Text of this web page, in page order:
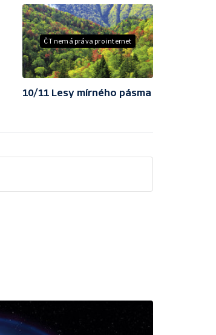
ČT nemá práva pro internet
10/11 Lesy mírného pásma